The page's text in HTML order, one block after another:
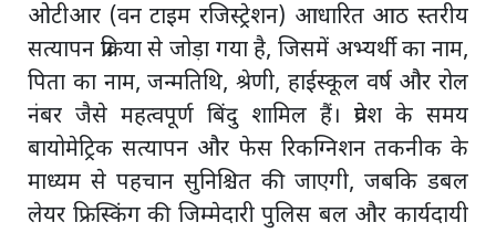
ओटीआर (वन टाइम रजिस्ट्रेशन) आधारित आठ स्तरीय
सत्यापन प्रक्रिया से जोड़ा गया है, जिसमें अभ्यर्थी का नाम,
पिता का नाम, जन्मतिथि, श्रेणी, हाईस्कूल वर्ष और रोल
नंबर जैसे महत्वपूर्ण बिंदु शामिल हैं। प्रवेश के समय
बायोमेट्रिक सत्यापन और फेस रिकग्निशन तकनीक के
माध्यम से पहचान सुनिश्चित की जाएगी, जबकि डबल
लेयर फ्रिस्किंग की जिम्मेदारी पुलिस बल और कार्यदायी